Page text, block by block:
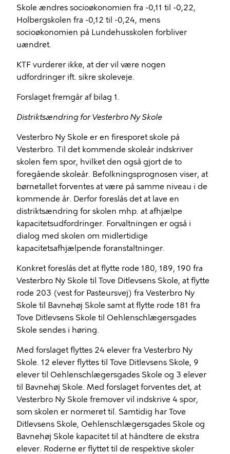
Skole ændres socioøkonomien fra -0,11 til -0,22,
Holbergskolen fra -0,12 til -0,24, mens
socioøkonomien på Lundehusskolen forbliver
uændret.
KTF vurderer ikke, at der vil være nogen
udfordringer ift. sikre skoleveje.
Forslaget fremgår af bilag 1.
Distriktsændring for Vesterbro Ny Skole
Vesterbro Ny Skole er en firesporet skole på
Vesterbro. Til det kommende skoleår indskriver
skolen fem spor, hvilket den også gjort de to
foregående skoleår. Befolkningsprognosen viser, at
børnetallet forventes at være på samme niveau i de
kommende år. Derfor foreslås det at lave en
distriktsændring for skolen mhp. at afhjælpe
kapacitetsudfordringer. Forvaltningen er også i
dialog med skolen om midlertidige
kapacitetsafhjælpende foranstaltninger.
Konkret foreslås det at flytte rode 180, 189, 190 fra
Vesterbro Ny Skole til Tove Ditlevsens Skole, at flytte
rode 203 (vest for Pasteursvej) fra Vesterbro Ny
Skole til Bavnehøj Skole samt at flytte rode 181 fra
Tove Ditlevsens Skole til Oehlenschlægersgades
Skole sendes i høring.
Med forslaget flyttes 24 elever fra Vesterbro Ny
Skole. 12 elever flyttes til Tove Ditlevsens Skole, 9
elever til Oehlenschlægersgades Skole og 3 elever
til Bavnehøj Skole. Med forslaget forventes det, at
Vesterbro Ny Skole fremover vil indskrive 4 spor,
som skolen er normeret til. Samtidig har Tove
Ditlevsens Skole, Oehlenschlægersgades Skole og
Bavnehøj Skole kapacitet til at håndtere de ekstra
elever. Roderne er flyttet til de respektive skoler